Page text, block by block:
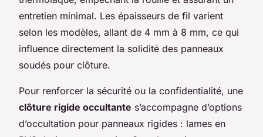
entretien minimal. Les épaisseurs de fil varient
selon les modèles, allant de 4 mm à 8 mm, ce qui
influence directement la solidité des panneaux
soudés pour clôture.
Pour renforcer la sécurité ou la confidentialité, une
clôture rigide occultante s’accompagne d’options
d’occultation pour panneaux rigides : lames en